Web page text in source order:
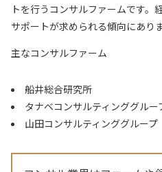
トを行うコンサルファームです。
サポートが求められる傾向にありま
主なコンサルファーム
船井総合研究所
タナベコンサルティンググルー
山田コンサルティンググルー